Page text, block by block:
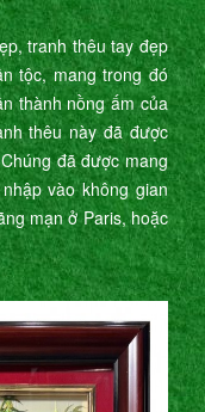
tranh thêu tay đẹp
tộc, mang trong đó
thành nồng ấm của
thêu này đã được
đã được mang
vào không gian
mạn ở Paris, hoặc